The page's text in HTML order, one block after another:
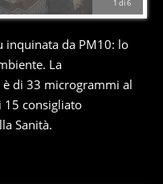
1 di6
inquinata da PM10: lo
La
di 33 microgrammi al
consigliato
Sanità.